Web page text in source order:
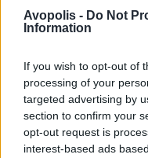
Avopolis - Do Not
Information
If you wish to opt-out of
processing of your
targeted advertising by
section to confirm your
opt-out request is
interest-based ads
Ποτέ
στα
και
άλμπουμ με
Life Is A Dream.
Μάκης Μηλάτος